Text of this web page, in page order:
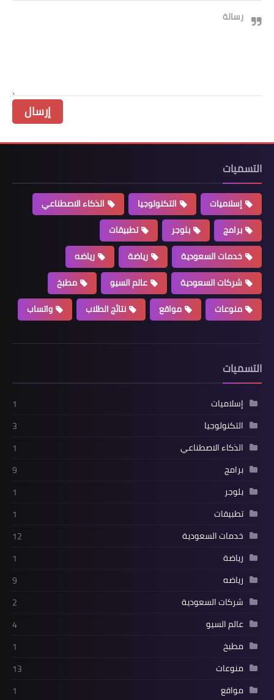
رسالة
التسميات
إسلاميات التكنولوجيا
الذكاء الاصطناعي
برامج
بلوجر
تطبيقات
خدمات السعودية
رياضة
رياضه
شركات السعودية
عالم السيو
مطبخ
منوعات
مواقع نتائج الطلاب واتساب
التسميات
إسلاميات
1
التكنولوجيا
3
الذكاء الاصطناعي
1
برامج
9
بلوجر
1
تطبيقات
1
خدمات السعودية
12
رياضة
1
رياضه
9
شركات السعودية
2
عالم السيو
4
مطبخ
1
منوعات
13
مواقع
1